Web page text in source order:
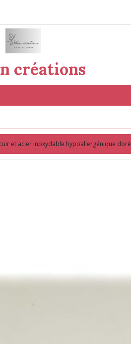
créations
et acier inoxydable hypoallergénique doré